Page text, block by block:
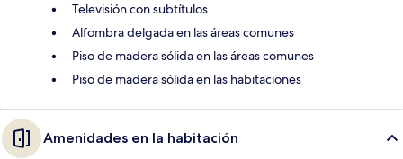
Televisión con subtítulos
Alfombra delgada en las áreas comunes
Piso de madera sólida en las áreas comunes
Piso de madera sólida en las habitaciones
Amenidades en la habitación